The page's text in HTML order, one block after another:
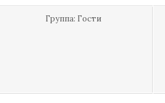
Группа: Гости